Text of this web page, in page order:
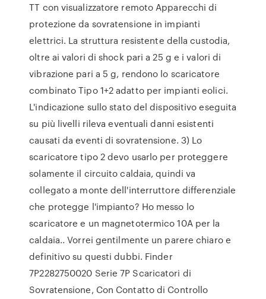
TT con visualizzatore remoto Apparecchi di
protezione da sovratensione in impianti
elettrici. La struttura resistente della custodia,
oltre ai valori di shock pari a 25 g e i valori di
vibrazione pari a 5 g, rendono lo scaricatore
combinato Tipo 1+2 adatto per impianti eolici.
L'indicazione sullo stato del dispositivo eseguita
su più livelli rileva eventuali danni esistenti
causati da eventi di sovratensione. 3) Lo
scaricatore tipo 2 devo usarlo per proteggere
solamente il circuito caldaia, quindi va
collegato a monte dell'interruttore differenziale
che protegge l'impianto? Ho messo lo
scaricatore e un magnetotermico 10A per la
caldaia.. Vorrei gentilmente un parere chiaro e
definitivo su questi dubbi. Finder
7P2282750020 Serie 7P Scaricatori di
Sovratensione, Con Contatto di Controllo